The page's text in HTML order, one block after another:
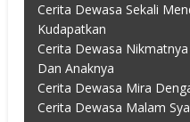
Cerita Dewasa Sekali
Kudapatkan
Cerita Dewasa
Dan Anaknya
Cerita Dewasa Mira
Cerita Dewasa Malam